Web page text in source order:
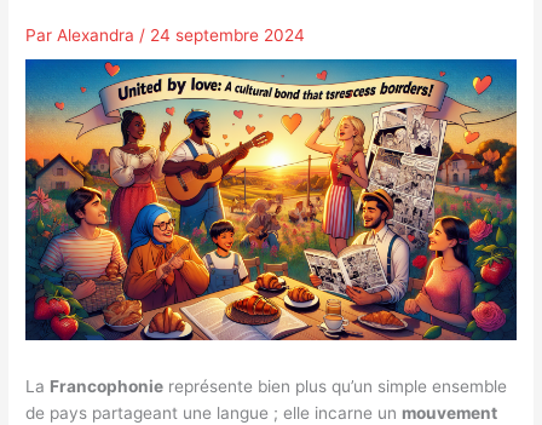
Par Alexandra / 24 septembre 2024
La Francophonie représente bien plus qu’un simple ensemble
de pays partageant une langue ; elle incarne un mouvement